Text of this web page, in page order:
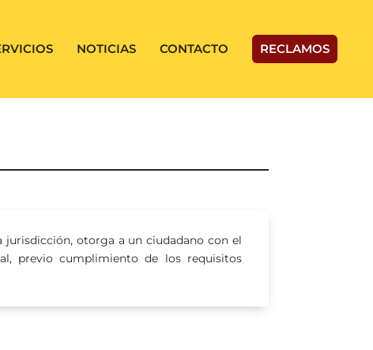
NOTICIAS CONTACTO RECLAMOS
jurisdicción, otorga a un ciudadano con el
previo cumplimiento de los requisitos